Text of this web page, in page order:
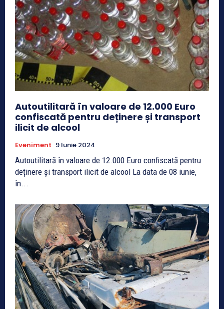
Autoutilitară în valoare de 12.000 Euro
confiscată pentru deținere și transport
ilicit de alcool
Eveniment 9 Iunie 2024
Autoutilitară în valoare de 12.000 Euro confiscată pentru
deținere și transport ilicit de alcool La data de 08 iunie,
în...